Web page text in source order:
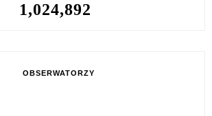
1,024,892
OBSERWATORZY